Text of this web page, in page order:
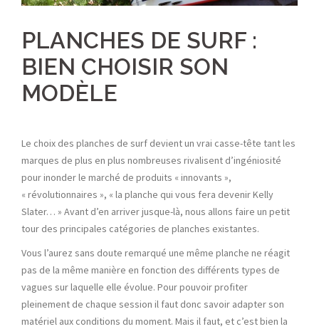
PLANCHES DE SURF :
BIEN CHOISIR SON
MODÈLE
Le choix des planches de surf devient un vrai casse-tête tant les
marques de plus en plus nombreuses rivalisent d’ingéniosité
pour inonder le marché de produits « innovants »,
« révolutionnaires », « la planche qui vous fera devenir Kelly
Slater… » Avant d’en arriver jusque-là, nous allons faire un petit
tour des principales catégories de planches existantes.
Vous l’aurez sans doute remarqué une même planche ne réagit
pas de la même manière en fonction des différents types de
vagues sur laquelle elle évolue. Pour pouvoir profiter
pleinement de chaque session il faut donc savoir adapter son
matériel aux conditions du moment. Mais il faut, et c’est bien la